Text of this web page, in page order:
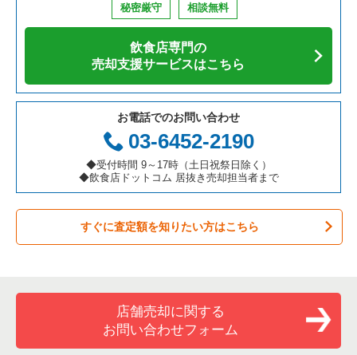
カフェの居抜き売却物件の案件一覧
テイクアウトの居抜き売却物件の案件一覧
お弁当・惣菜・デリの居抜き売却物件の案件一覧
カラオケ・パブ・スナックの居抜き売却物件の案件一覧
バーの居抜き売却物件の案件一覧
居酒屋・ダイニングバーの居抜き売却物件の案件一覧
洋食の居抜き売却物件の案件一覧
愛知県の飲食店の居抜き売却物件の案件一覧
岐阜県の飲食店の居抜き売却物件の案件一覧
三重県の飲食店の居抜き売却物件の案件一覧
千代田区の飲食店の居抜き売却物件の案件一覧
港区の飲食店の居抜き売却物件の案件一覧
足立区の飲食店の居抜き売却物件の案件一覧
板橋区の飲食店の居抜き売却物件の案件一覧
台東区の飲食店の居抜き売却物件の案件一覧
練馬区の飲食店の居抜き売却物件の案件一覧
北区の飲食店の居抜き売却物件の案件一覧
東京23区の焼肉の居抜き売却物件の案件一覧
東京23区の鉄板焼き・お好み焼の居抜き売却物件の案件一覧
東京23区のアジア料理の居抜き売却物件の案件一覧
東京23区のカフェの居抜き売却物件の案件一覧
東京23区のテイクアウトの居抜き売却物件の案件一覧
東京23区のお弁当・惣菜・デリの居抜き売却物件の案件一覧
東京23区のバーの居抜き売却物件の案件一覧
東京23区の居酒屋・ダイニングバーの居抜き売却物件の案件一
秘密厳守 相談無料
飲食店専門の
売却支援サービスはこちら
お電話でのお問い合わせ
03-6452-2190
◆受付時間 9～17時（土日祝祭日除く）
◆飲食店ドットコム 居抜き売却担当者まで
すぐに査定額を知りたい方はこちら
店舗売却に関する
お問い合わせフォーム